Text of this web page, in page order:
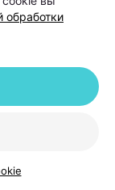
как
облысения.
как первый
волос.
обработки